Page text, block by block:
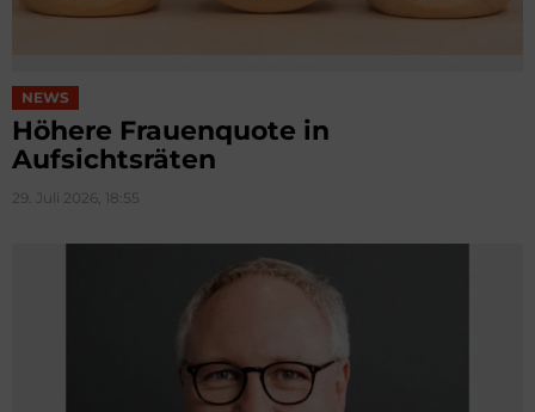
NEWS
Höhere Frauenquote in
Aufsichtsräten
29. Juli 2026, 18:55